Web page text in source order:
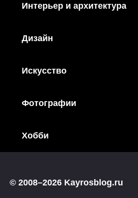
Интерьер и архитектура
Дизайн
Искусство
Фотографии
Хобби
© 2008–2026 Kayrosblog.ru